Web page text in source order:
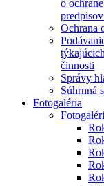
o
Ochrana
činnosti
Správy
Súhrnná
Fotogaléria